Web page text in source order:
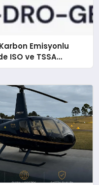
Emisyonlu
ISO ve TSSA